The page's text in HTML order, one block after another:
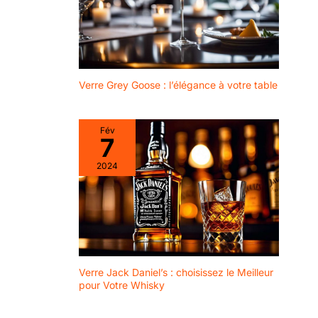
Verre Grey Goose : l’élégance à votre table
Fév
7
2024
Verre Jack Daniel’s : choisissez le Meilleur
pour Votre Whisky